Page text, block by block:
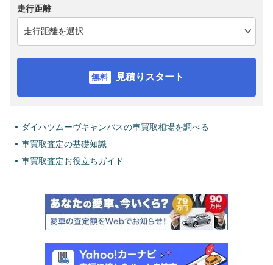
走行距離
見積りスタート
ダイハツムーヴキャンバスの車買取相場を調べる
車買取査定の基礎知識
車買取査定お役立ちガイド